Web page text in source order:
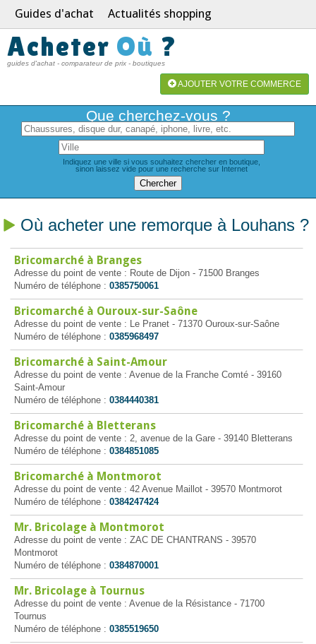
Guides d'achat Actualités shopping
Acheter Où ?
guides d'achat - comparateur de prix - boutiques
AJOUTER VOTRE COMMERCE
Que cherchez-vous ?
Indiquez une ville si vous souhaitez chercher en boutique,
sinon laissez vide pour une recherche sur Internet
Où acheter une remorque à Louhans ?
Bricomarché à Branges
Adresse du point de vente : Route de Dijon - 71500 Branges
Numéro de téléphone : 0385750061
Bricomarché à Ouroux-sur-Saône
Adresse du point de vente : Le Pranet - 71370 Ouroux-sur-Saône
Numéro de téléphone : 0385968497
Bricomarché à Saint-Amour
Adresse du point de vente : Avenue de la Franche Comté - 39160
Saint-Amour
Numéro de téléphone : 0384440381
Bricomarché à Bletterans
Adresse du point de vente : 2, avenue de la Gare - 39140 Bletterans
Numéro de téléphone : 0384851085
Bricomarché à Montmorot
Adresse du point de vente : 42 Avenue Maillot - 39570 Montmorot
Numéro de téléphone : 0384247424
Mr. Bricolage à Montmorot
Adresse du point de vente : ZAC DE CHANTRANS - 39570
Montmorot
Numéro de téléphone : 0384870001
Mr. Bricolage à Tournus
Adresse du point de vente : Avenue de la Résistance - 71700
Tournus
Numéro de téléphone : 0385519650